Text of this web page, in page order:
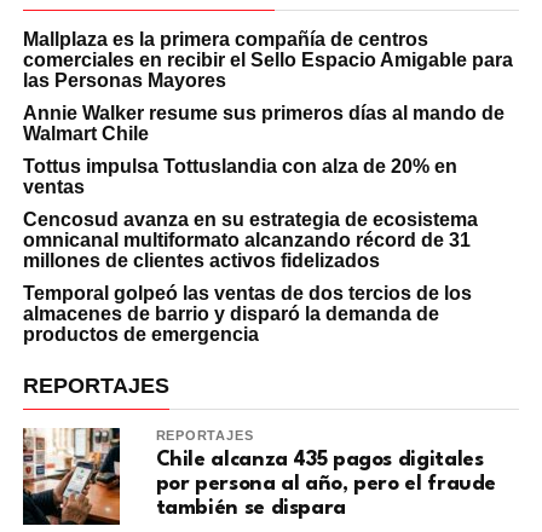
Mallplaza es la primera compañía de centros
comerciales en recibir el Sello Espacio Amigable para
las Personas Mayores
Annie Walker resume sus primeros días al mando de
Walmart Chile
Tottus impulsa Tottuslandia con alza de 20% en
ventas
Cencosud avanza en su estrategia de ecosistema
omnicanal multiformato alcanzando récord de 31
millones de clientes activos fidelizados
Temporal golpeó las ventas de dos tercios de los
almacenes de barrio y disparó la demanda de
productos de emergencia
REPORTAJES
REPORTAJES
Chile alcanza 435 pagos digitales
por persona al año, pero el fraude
también se dispara